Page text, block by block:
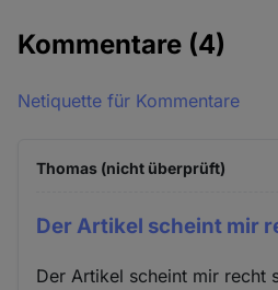
Kommentare (4)
Netiquette für Kommentare
Thomas (nicht überprüft)
Der Artikel scheint mir
Der Artikel scheint mir recht